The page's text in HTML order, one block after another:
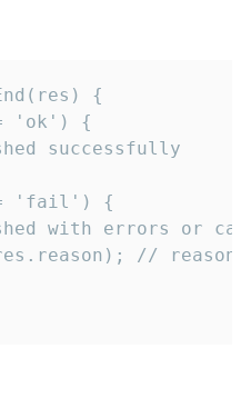
{
'ok') {
successfully
'fail') {
with errors or
//